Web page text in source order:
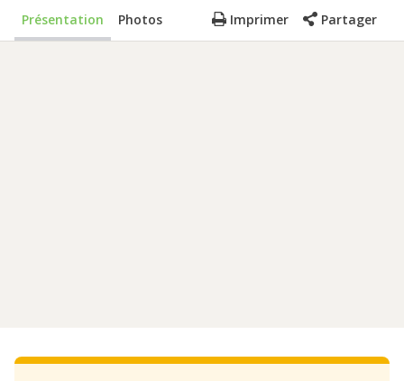
Présentation Photos Imprimer Partager